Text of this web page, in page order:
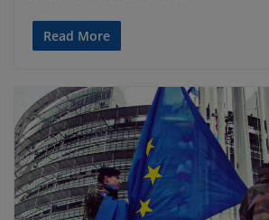
Read More